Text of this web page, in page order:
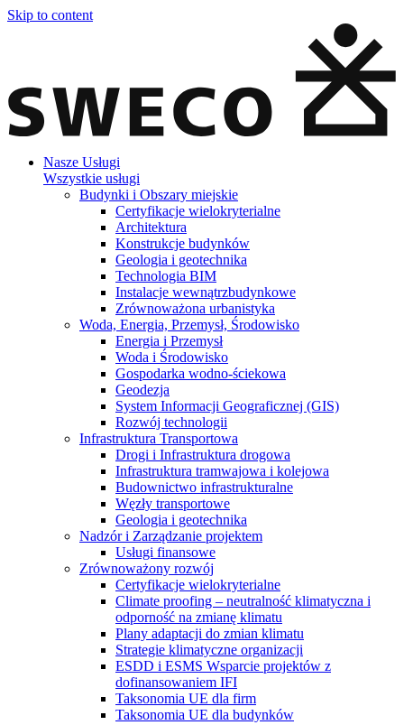
Skip to content
Nasze Usługi
Wszystkie usługi
Budynki i Obszary miejskie
Certyfikacje wielokryterialne
Architektura
Konstrukcje budynków
Geologia i geotechnika
Technologia BIM
Instalacje wewnątrzbudynkowe
Zrównoważona urbanistyka
Woda, Energia, Przemysł, Środowisko
Energia i Przemysł
Woda i Środowisko
Gospodarka wodno-ściekowa
Geodezja
System Informacji Geograficznej (GIS)
Rozwój technologii
Infrastruktura Transportowa
Drogi i Infrastruktura drogowa
Infrastruktura tramwajowa i kolejowa
Budownictwo infrastrukturalne
Węzły transportowe
Geologia i geotechnika
Nadzór i Zarządzanie projektem
Usługi finansowe
Zrównoważony rozwój
Certyfikacje wielokryterialne
Climate proofing – neutralność klimatyczna i
odporność na zmianę klimatu
Plany adaptacji do zmian klimatu
Strategie klimatyczne organizacji
ESDD i ESMS Wsparcie projektów z
dofinansowaniem IFI
Taksonomia UE dla firm
Taksonomia UE dla budynków